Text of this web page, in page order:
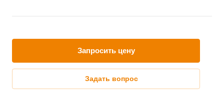
Запросить цену
Задать вопрос